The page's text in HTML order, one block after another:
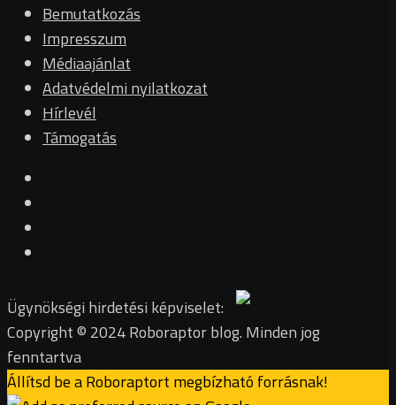
Bemutatkozás
Impresszum
Médiaajánlat
Adatvédelmi nyilatkozat
Hírlevél
Támogatás
Ügynökségi hirdetési képviselet:
Copyright © 2024 Roboraptor blog. Minden jog
fenntartva
Állítsd be a Roboraptort megbízható forrásnak!